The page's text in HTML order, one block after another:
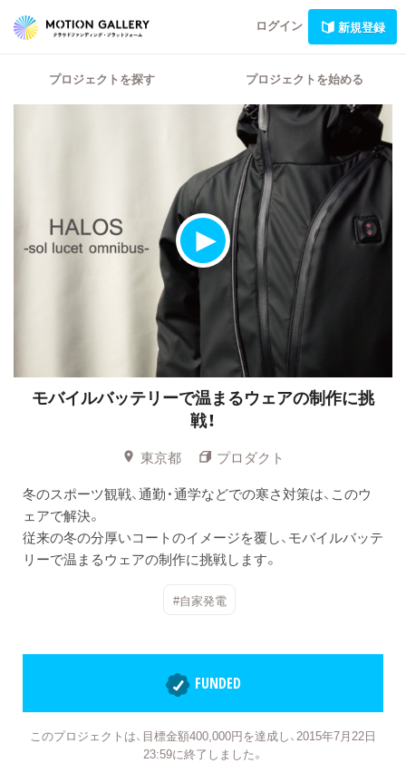
ログイン 新規登録
プロジェクトを探す プロジェクトを始める
モバイルバッテリーで温まるウェアの制作に挑
戦！
東京都
プロダクト
冬のスポーツ観戦、通勤・通学などでの寒さ対策は、このウ
ェアで解決。
従来の冬の分厚いコートのイメージを覆し、モバイルバッテ
リーで温まるウェアの制作に挑戦します。
#自家発電
FUNDED
このプロジェクトは、目標金額400,000円を達成し、2015年7月22日
23:59に終了しました。